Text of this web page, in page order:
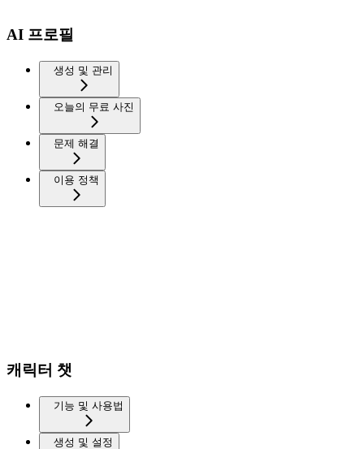
AI 프로필
생성 및 관리
오늘의 무료 사진
문제 해결
이용 정책
캐릭터 챗
기능 및 사용법
생성 및 설정